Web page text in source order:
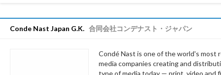
Conde Nast Japan G.K. 合同会社コンデナスト・ジャパン
Condé Nast is one of the world's most
media companies creating and
type of media today — print, video and